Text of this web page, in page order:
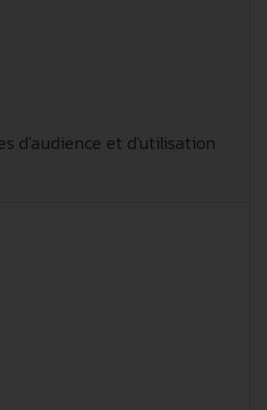
d'audience et d'utilisation